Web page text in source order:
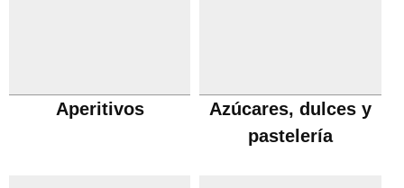
Aperitivos
Azúcares, dulces y
pastelería